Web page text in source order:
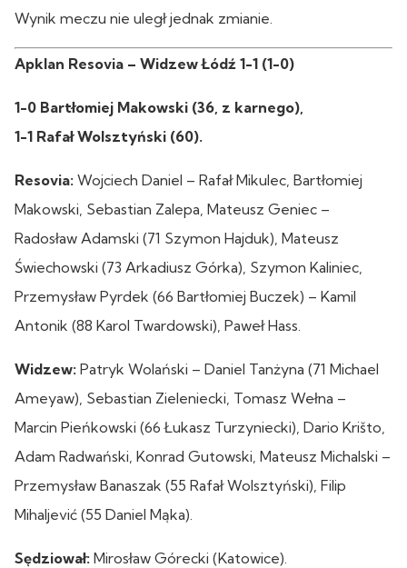
Wynik meczu nie uległ jednak zmianie.
Apklan Resovia – Widzew Łódź 1-1 (1-0)
1-0 Bartłomiej Makowski (36, z karnego),
1-1 Rafał Wolsztyński (60).
Resovia: Wojciech Daniel – Rafał Mikulec, Bartłomiej
Makowski, Sebastian Zalepa, Mateusz Geniec –
Radosław Adamski (71 Szymon Hajduk), Mateusz
Świechowski (73 Arkadiusz Górka), Szymon Kaliniec,
Przemysław Pyrdek (66 Bartłomiej Buczek) – Kamil
Antonik (88 Karol Twardowski), Paweł Hass.
Widzew: Patryk Wolański – Daniel Tanżyna (71 Michael
Ameyaw), Sebastian Zieleniecki, Tomasz Wełna –
Marcin Pieńkowski (66 Łukasz Turzyniecki), Dario Krišto,
Adam Radwański, Konrad Gutowski, Mateusz Michalski –
Przemysław Banaszak (55 Rafał Wolsztyński), Filip
Mihaljević (55 Daniel Mąka).
Sędziował: Mirosław Górecki (Katowice).